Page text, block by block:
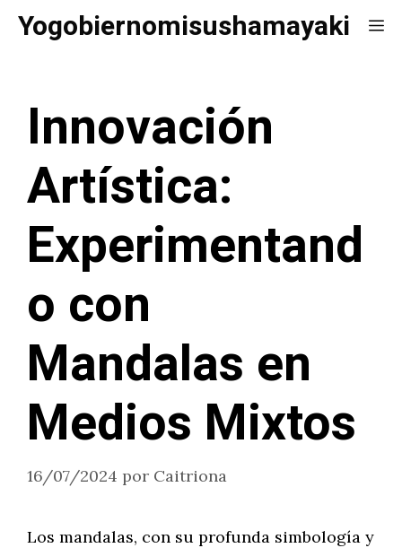
SaltarYogobiernomisushamayaki
Innovación
Artística:
Experimentand
o con
Mandalas en
Medios Mixtos
16/07/2024 por Caitriona
Los mandalas, con su profunda simbología y